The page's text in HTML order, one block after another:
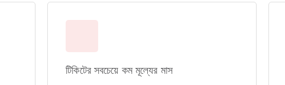
টিকিটের সবচেয়ে কম মূল্যের মাস